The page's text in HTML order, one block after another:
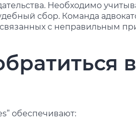
Необходимо
сбор. Команда
с неправильным
обеспечивают: